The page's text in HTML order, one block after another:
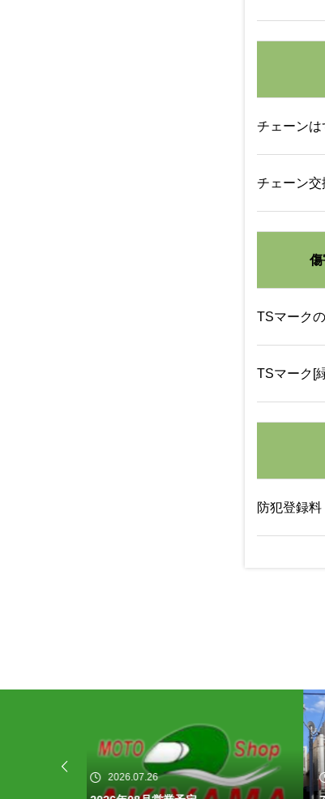
チェーンは
チェーン交
傷
TSマーク
TSマーク[
防犯登録料
2026.07.15